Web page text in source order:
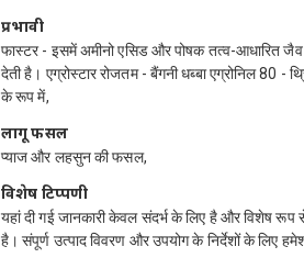
प्रभावी
फास्टर - इसमें अमीनो एसिड और पोषक तत्व-आधारित
देती है। एग्रोस्टार रोजतम - बैंगनी धब्बा एग्रोनिल 80
के रूप में,
लागू फसलें
प्याज और लहसुन की फसल,
विशेष टिप्पणी
यहां दी गई जानकारी केवल संदर्भ के लिए है और विशेष रूप
है। संपूर्ण उत्पाद विवरण और उपयोग के निर्देशों के लिए